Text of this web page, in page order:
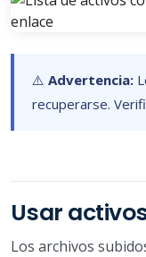
⚠️ Advertencia:
recuperarse.
Usar
Los archivos